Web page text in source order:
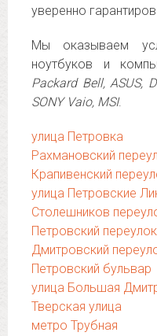
уверенно
Мы оказываем
ноутбуков и
Packard Bell, ASUS,
SONY Vaio, MSI.
улица Петровка
Рахмановский
Крапивенский
улица Петровские
Столешников
Петровский переулок
Дмитровский
Петровский бульвар
улица Большая
Тверская улица
метро Трубная